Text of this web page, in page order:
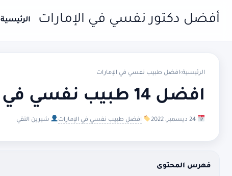
أفضل دكتور نفسي في الإمارات الرئيسية
الرئيسية›افضل طبيب نفسي في الإمارات
افضل 14 طبيب نفسي في عجمان
افضل طبيب نفسي في الإمارات شيرين التقي
فهرس المحتوى